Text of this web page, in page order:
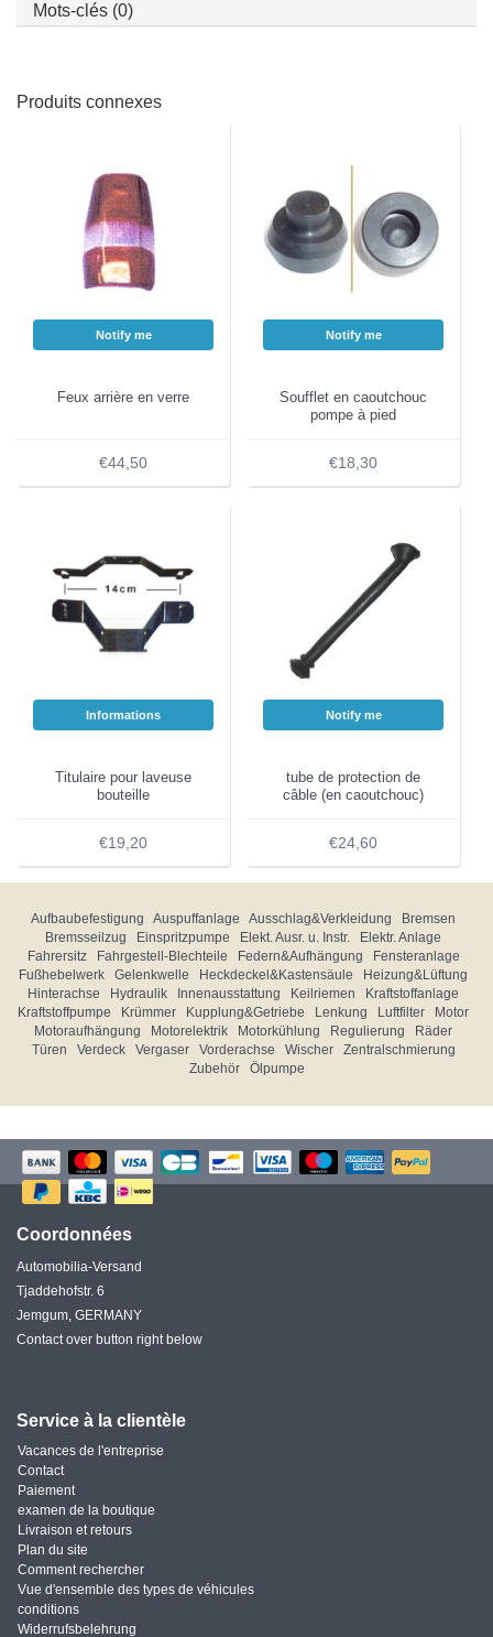
Mots-clés (0)
Produits connexes
Notify me
Feux arrière en verre
€44,50
Notify me
Soufflet en caoutchouc
pompe à pied
€18,30
Informations
Titulaire pour laveuse
bouteille
€19,20
Notify me
tube de protection de
câble (en caoutchouc)
€24,60
Aufbaubefestigung Auspuffanlage Ausschlag&Verkleidung
Bremsen
Bremsseilzug
Einspritzpumpe Elekt. Ausr. u. Instr.
Elektr. Anlage
Fahrersitz
Fahrgestell-Blechteile Federn&Aufhängung
Fensteranlage
Fußhebelwerk
Gelenkwelle Heckdeckel&Kastensäule
Heizung&Lüftung
Hinterachse
Hydraulik Innenausstattung Keilriemen
Kraftstoffanlage
Kraftstoffpumpe
Krümmer Kupplung&Getriebe Lenkung Luftfilter
Motor
Motoraufhängung
Motorelektrik Motorkühlung Regulierung
Räder
Türen
Verdeck Vergaser Vorderachse Wischer
Zentralschmierung
Zubehör
Ölpumpe
Coordonnées
Automobilia-Versand
Tjaddehofstr. 6
Jemgum, GERMANY
Contact over button right below
Service à la clientèle
Vacances de l'entreprise
Contact
Paiement
examen de la boutique
Livraison et retours
Plan du site
Comment rechercher
Vue d'ensemble des types de véhicules
conditions
Widerrufsbelehrung